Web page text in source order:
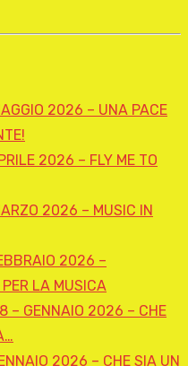
2026 – UNA PACE
2026 – FLY ME TO
2026 – MUSIC IN
2026 –
LA MUSICA
– GENNAIO 2026 – CHE
2026 – CHE SIA UN